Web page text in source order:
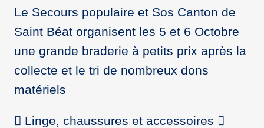
Le Secours populaire et Sos Canton de
Saint Béat organisent les 5 et 6 Octobre
une grande braderie à petits prix après la
collecte et le tri de nombreux dons
matériels
 Linge, chaussures et accessoires 